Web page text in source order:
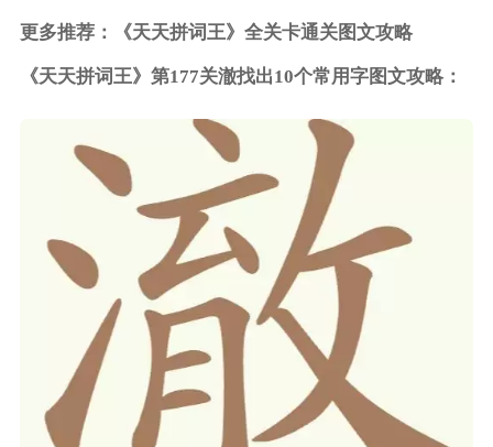
更多推荐：《天天拼词王》全关卡通关图文攻略
《天天拼词王》第177关澈找出10个常用字图文攻略：